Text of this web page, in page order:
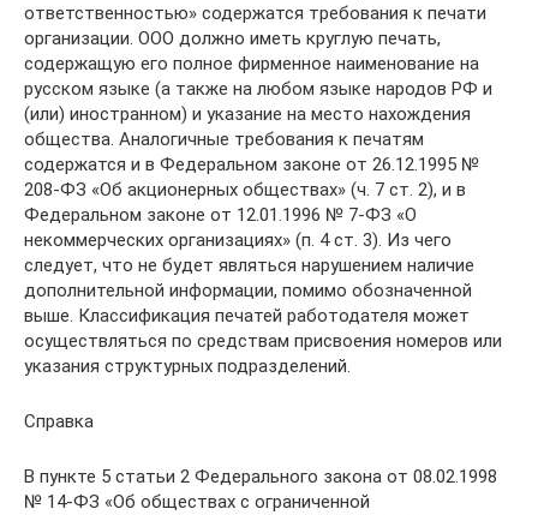
ответственностью» содержатся требования к печати
организации. ООО должно иметь круглую печать,
содержащую его полное фирменное наименование на
русском языке (а также на любом языке народов РФ и
(или) иностранном) и указание на место нахождения
общества. Аналогичные требования к печатям
содержатся и в Федеральном законе от 26.12.1995 №
208-ФЗ «Об акционерных обществах» (ч. 7 ст. 2), и в
Федеральном законе от 12.01.1996 № 7-ФЗ «О
некоммерческих организациях» (п. 4 ст. 3). Из чего
следует, что не будет являться нарушением наличие
дополнительной информации, помимо обозначенной
выше. Классификация печатей работодателя может
осуществляться по средствам присвоения номеров или
указания структурных подразделений.
Справка
В пункте 5 статьи 2 Федерального закона от 08.02.1998
№ 14-ФЗ «Об обществах с ограниченной